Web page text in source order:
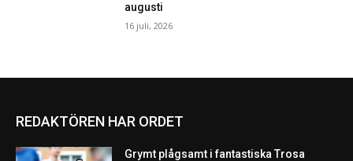
augusti
16 juli, 2026
REDAKTÖREN HAR ORDET
Grymt plågsamt i fantastiska Trosa